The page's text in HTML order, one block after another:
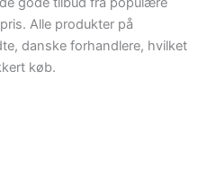
Alle produkter på
danske forhandlere, hvilket
køb.